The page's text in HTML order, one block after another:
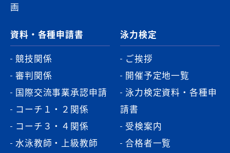
画
資料・各種申請書
競技関係
審判関係
国際交流事業承認申請
コーチ１・２関係
コーチ３・４関係
水泳教師・上級教師
泳力検定
ご挨拶
開催予定地一覧
泳力検定資料・各種申
請書
受検案内
合格者一覧